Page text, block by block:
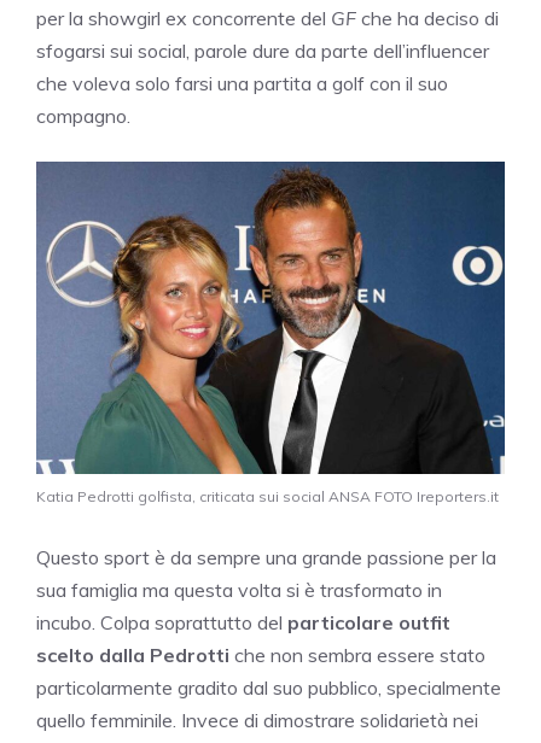
per la showgirl ex concorrente del GF che ha deciso di
sfogarsi sui social, parole dure da parte dell’influencer
che voleva solo farsi una partita a golf con il suo
compagno.
Katia Pedrotti golfista, criticata sui social ANSA FOTO Ireporters.it
Questo sport è da sempre una grande passione per la
sua famiglia ma questa volta si è trasformato in
incubo. Colpa soprattutto del particolare outfit
scelto dalla Pedrotti che non sembra essere stato
particolarmente gradito dal suo pubblico, specialmente
quello femminile. Invece di dimostrare solidarietà nei